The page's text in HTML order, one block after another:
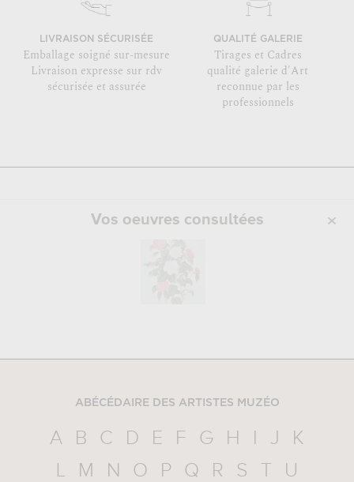
LIVRAISON SÉCURISÉE
Emballage soigné sur-mesure
Livraison expresse sur rdv
sécurisée et assurée
QUALITÉ GALERIE
Tirages et Cadres
qualité galerie d'Art
reconnue par les
professionnels
Vos oeuvres consultées
ABÉCÉDAIRE DES ARTISTES MUZÉO
A B C D E F G H I J
K
L
M N O P Q R S T
U